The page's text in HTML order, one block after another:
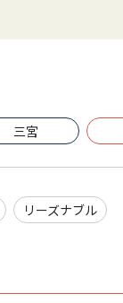
三宮
リーズナブル